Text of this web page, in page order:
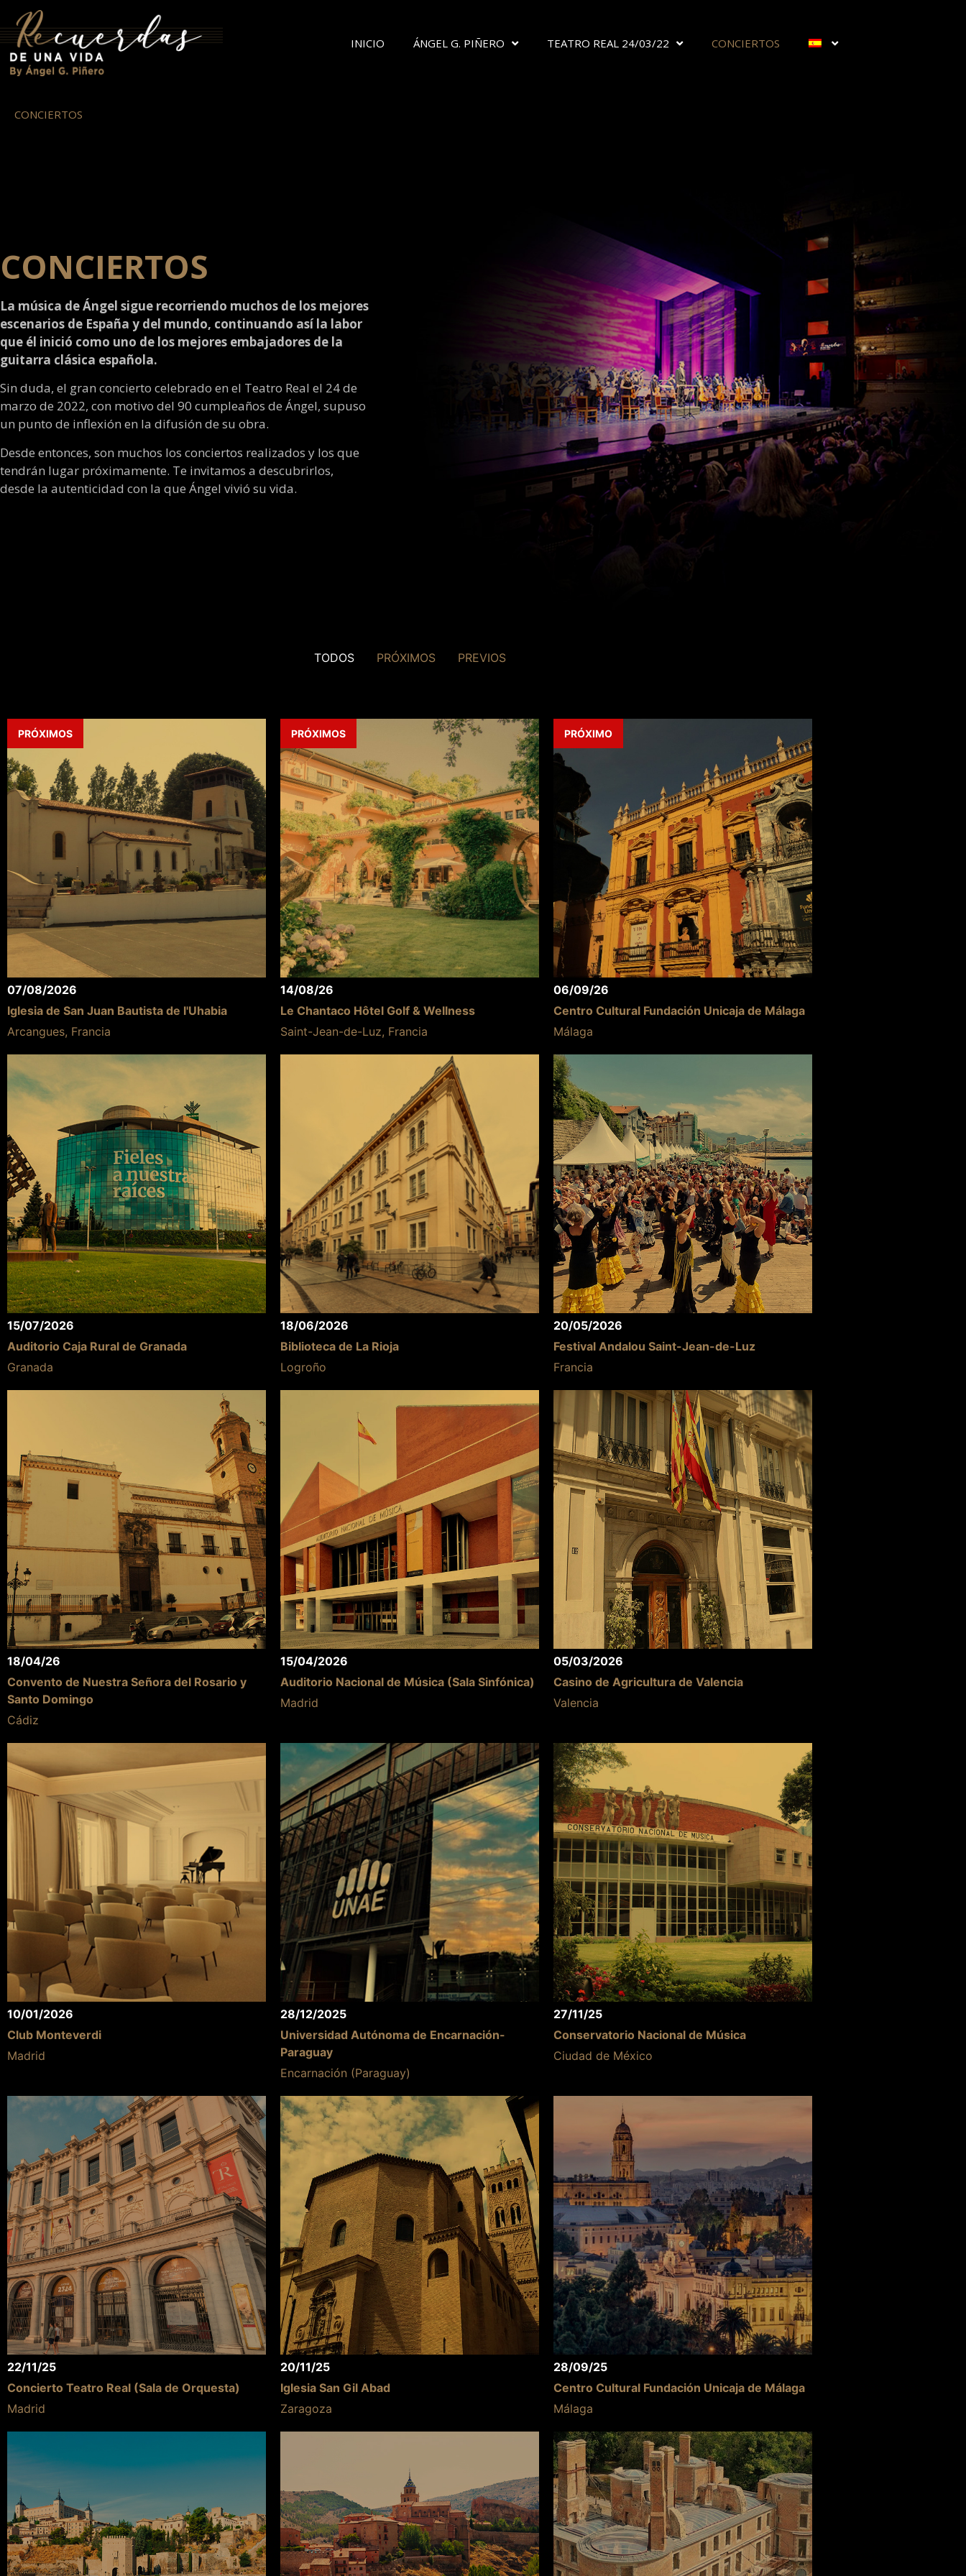
INICIO ÁNGEL G. PIÑERO TEATRO REAL 24/03/22 CONCIERTOS
CONCIERTOS
CONCIERTOS
La música de Ángel sigue recorriendo muchos de los mejores
escenarios de España y del mundo, continuando así la labor
que él inició como uno de los mejores embajadores de la
guitarra clásica española.
Sin duda, el gran concierto celebrado en el Teatro Real el 24 de
marzo de 2022, con motivo del 90 cumpleaños de Ángel, supuso
un punto de inflexión en la difusión de su obra.
Desde entonces, son muchos los conciertos realizados y los que
tendrán lugar próximamente. Te invitamos a descubrirlos,
desde la autenticidad con la que Ángel vivió su vida.
TODOS PRÓXIMOS PREVIOS
PRÓXIMOS
07/08/2026
Iglesia de San Juan Bautista de l'Uhabia
Arcangues, Francia
PRÓXIMOS
14/08/26
Le Chantaco Hôtel Golf & Wellness
Saint-Jean-de-Luz, Francia
PRÓXIMO
06/09/26
Centro Cultural Fundación Unicaja de Málaga
Málaga
15/07/2026
Auditorio Caja Rural de Granada
Granada
18/06/2026
Biblioteca de La Rioja
Logroño
20/05/2026
Festival Andalou Saint-Jean-de-Luz
Francia
18/04/26
Convento de Nuestra Señora del Rosario y
Santo Domingo
Cádiz
15/04/2026
Auditorio Nacional de Música (Sala Sinfónica)
Madrid
05/03/2026
Casino de Agricultura de Valencia
Valencia
10/01/2026
Club Monteverdi
Madrid
28/12/2025
Universidad Autónoma de Encarnación-
Paraguay
Encarnación (Paraguay)
27/11/25
Conservatorio Nacional de Música
Ciudad de México
22/11/25
Concierto Teatro Real (Sala de Orquesta)
Madrid
20/11/25
Iglesia San Gil Abad
Zaragoza
28/09/25
Centro Cultural Fundación Unicaja de Málaga
Málaga